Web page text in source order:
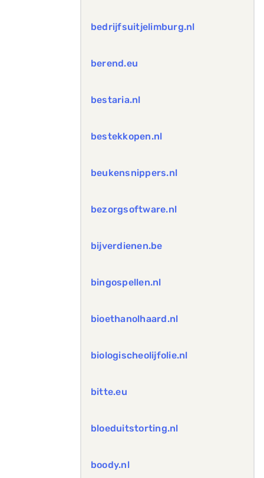
bedrijfsuitjelimburg.nl
berend.eu
bestaria.nl
bestekkopen.nl
beukensnippers.nl
bezorgsoftware.nl
bijverdienen.be
bingospellen.nl
bioethanolhaard.nl
biologischeolijfolie.nl
bitte.eu
bloeduitstorting.nl
boody.nl